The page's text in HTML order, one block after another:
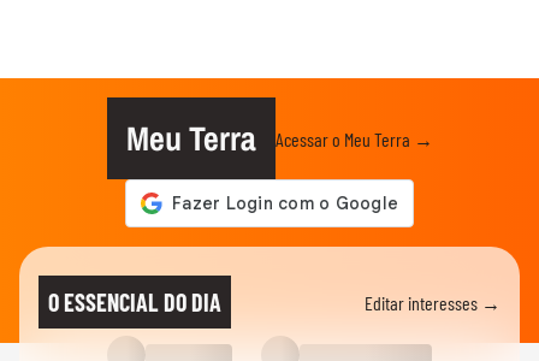
Meu Terra Acessar o Meu Terra →
O ESSENCIAL DO DIA Editar interesses →